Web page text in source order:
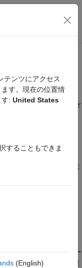
ション メ
ノードの生
および CUDA コードを
ードをさらにモジュー
うな特徴があります。
ードとアンロードをサポ
運用されるため、リソー
ません。そのため、複
テンツにアクセス
す。現在の位置情
: United States
することもできま
(English)